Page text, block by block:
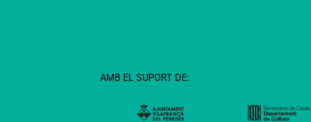
AMB EL SUPORT DE: